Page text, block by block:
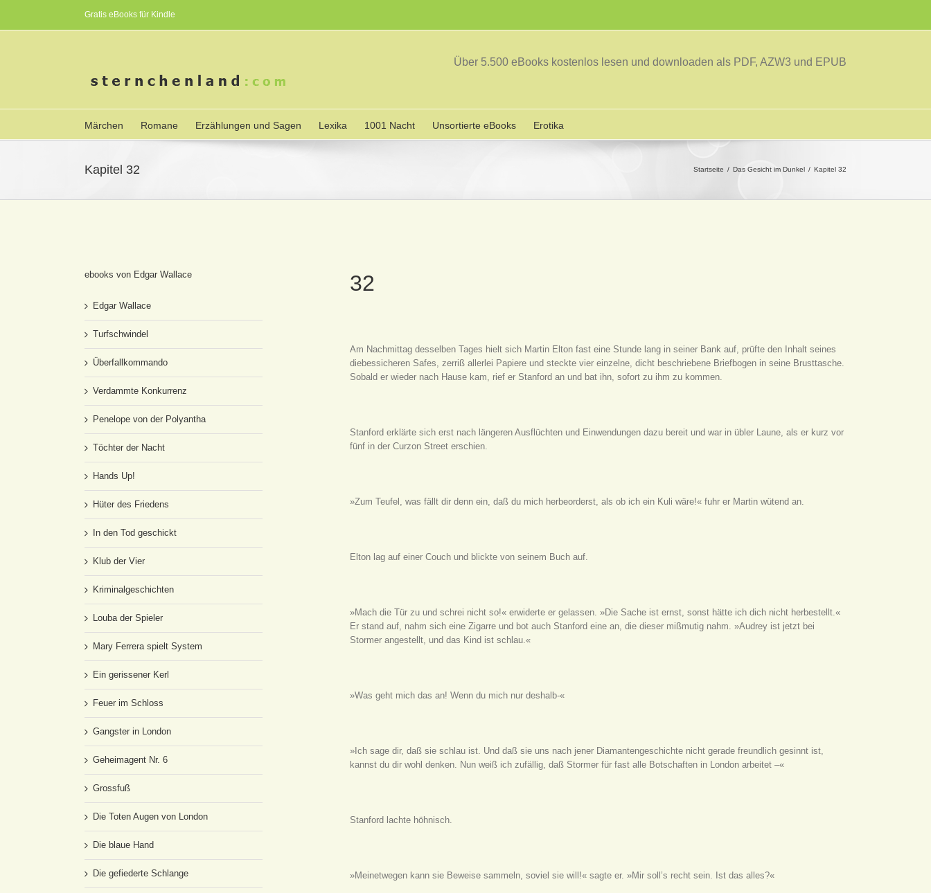
Gratis eBooks für Kindle
Über 5.500 eBooks kostenlos lesen und downloaden als PDF, AZW3 und EPUB
Märchen Romane Erzählungen und Sagen Lexika 1001 Nacht Unsortierte eBooks Erotika
Kapitel 32 Startseite Das Gesicht im Dunkel Kapitel 32
32
Am Nachmittag desselben Tages hielt sich Martin Elton fast eine Stunde lang in seiner Bank auf, prüfte den Inhalt seines
diebessicheren Safes, zerriß allerlei Papiere und steckte vier einzelne, dicht beschriebene Briefbogen in seine Brusttasche.
Sobald er wieder nach Hause kam, rief er Stanford an und bat ihn, sofort zu ihm zu kommen.
Stanford erklärte sich erst nach längeren Ausflüchten und Einwendungen dazu bereit und war in übler Laune, als er kurz vor
fünf in der Curzon Street erschien.
»Zum Teufel, was fällt dir denn ein, daß du mich herbeorderst, als ob ich ein Kuli wäre!« fuhr er Martin wütend an.
Elton lag auf einer Couch und blickte von seinem Buch auf.
»Mach die Tür zu und schrei nicht so!« erwiderte er gelassen. »Die Sache ist ernst, sonst hätte ich dich nicht herbestellt.«
Er stand auf, nahm sich eine Zigarre und bot auch Stanford eine an, die dieser mißmutig nahm. »Audrey ist jetzt bei
Stormer angestellt, und das Kind ist schlau.«
»Was geht mich das an! Wenn du mich nur deshalb-«
»Ich sage dir, daß sie schlau ist. Und daß sie uns nach jener Diamantengeschichte nicht gerade freundlich gesinnt ist,
kannst du dir wohl denken. Nun weiß ich zufällig, daß Stormer für fast alle Botschaften in London arbeitet –«
Stanford lachte höhnisch.
»Meinetwegen kann sie Beweise sammeln, soviel sie will!« sagte er. »Mir soll’s recht sein. Ist das alles?«
ebooks von Edgar Wallace
Edgar Wallace
Turfschwindel
Überfallkommando
Verdammte Konkurrenz
Penelope von der Polyantha
Töchter der Nacht
Hands Up!
Hüter des Friedens
In den Tod geschickt
Klub der Vier
Kriminalgeschichten
Louba der Spieler
Mary Ferrera spielt System
Ein gerissener Kerl
Feuer im Schloss
Gangster in London
Geheimagent Nr. 6
Grossfuß
Die Toten Augen von London
Die blaue Hand
Die gefiederte Schlange